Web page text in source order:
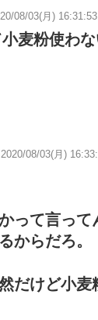
08/03(月)
麦粉使わな
2020/08/03(月)
って言って
からだろ。
だけど小麦